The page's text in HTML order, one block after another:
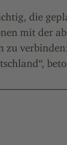
die
mit der
zu